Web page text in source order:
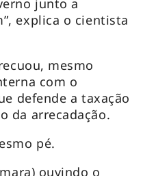
explica o cientista
mesmo
com o
defende a taxação
da arrecadação.
pé.
ouvindo o